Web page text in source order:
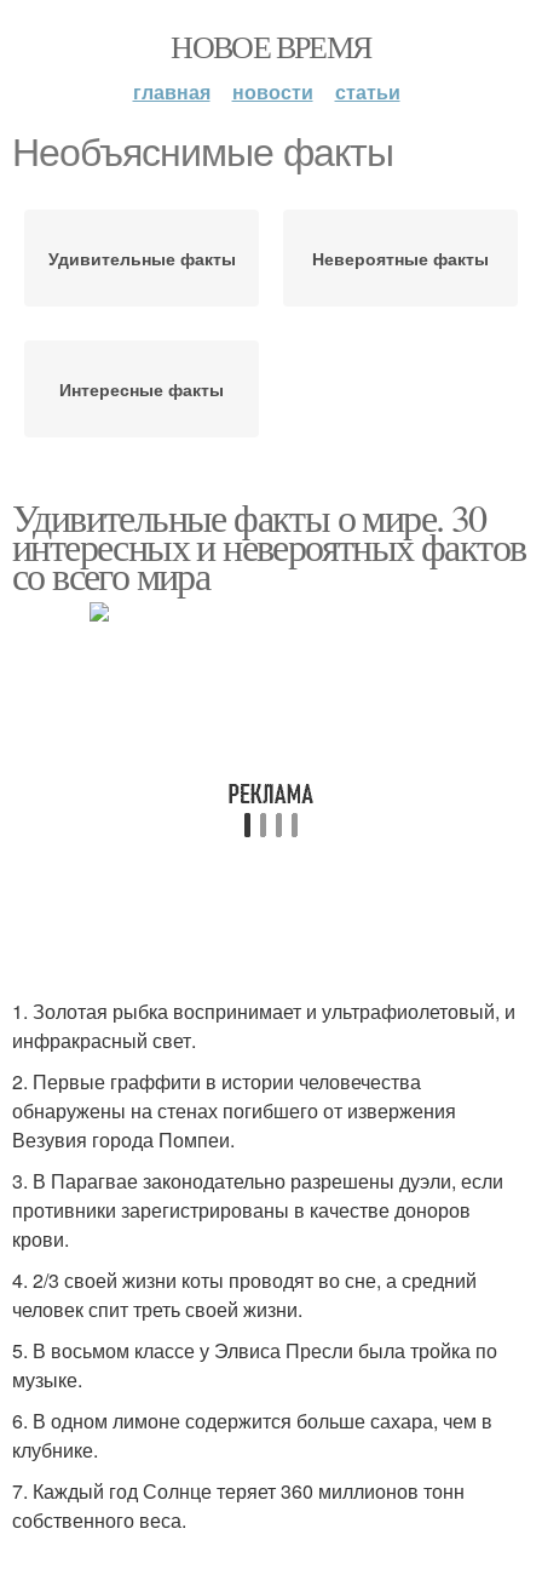
НОВОЕ ВРЕМЯ
главная новости статьи
Необъяснимые факты
Удивительные факты Невероятные факты
Интересные факты
Удивительные факты о мире. 30
интересных и невероятных фактов
со всего мира
1. Золотая рыбка воспринимает и ультрафиолетовый, и
инфракрасный свет.
2. Первые граффити в истории человечества
обнаружены на стенах погибшего от извержения
Везувия города Помпеи.
3. В Парагвае законодательно разрешены дуэли, если
противники зарегистрированы в качестве доноров
крови.
4. 2/3 своей жизни коты проводят во сне, а средний
человек спит треть своей жизни.
5. В восьмом классе у Элвиса Пресли была тройка по
музыке.
6. В одном лимоне содержится больше сахара, чем в
клубнике.
7. Каждый год Солнце теряет 360 миллионов тонн
собственного веса.